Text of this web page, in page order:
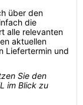
über den
die
alle relevanten
aktuellen
Liefertermin und
Sie den
im Blick zu